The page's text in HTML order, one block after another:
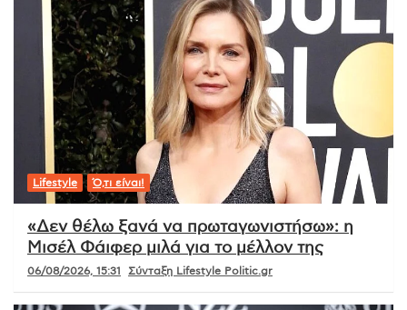
Lifestyle Ό,τι είναι!
«Δεν θέλω ξανά να πρωταγωνιστήσω»: η
Μισέλ Φάιφερ μιλά για το μέλλον της
06/08/2026, 15:31 Σύνταξη Lifestyle Politic.gr